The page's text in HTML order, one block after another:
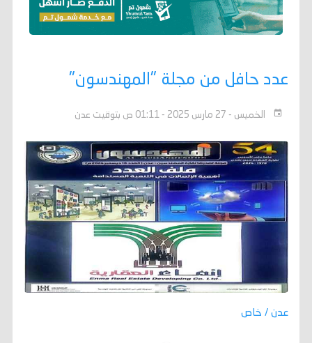
عدد حافل من مجلة "المهندسون"
الخميس - 27 مارس 2025 - 01:11 ص بتوقيت عدن
عدن / خاص